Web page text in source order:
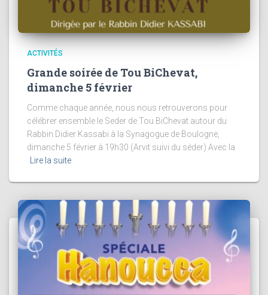
ACTIVITÉS
Grande soirée de Tou BiChevat,
dimanche 5 février
Comme chaque année, nous nous retrouverons pour
célébrer ensemble le Seder de Tou BiChevat autour du
Rabbin Didier Kassabi à la Synagogue de Boulogne,
dimanche 5 février à 19h30 (Arvit suivi du séder) Avec la
Lire la suite